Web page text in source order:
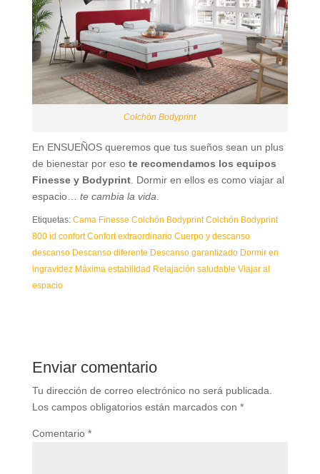
Colchón Bodyprint
En ENSUEÑOS queremos que tus sueños sean un plus
de bienestar por eso te recomendamos los equipos
Finesse y Bodyprint. Dormir en ellos es como viajar al
espacio… te cambia la vida.
Etiquetas: Cama Finesse Colchón Bodyprint Colchón Bodyprint
800 id confort Confort extraordinario Cuerpo y descanso
descanso Descanso diferente Descanso garantizado Dormir en
ingravidez Máxima estabilidad Relajación saludable Viajar al
espacio
Enviar comentario
Tu dirección de correo electrónico no será publicada.
Los campos obligatorios están marcados con *
Comentario *